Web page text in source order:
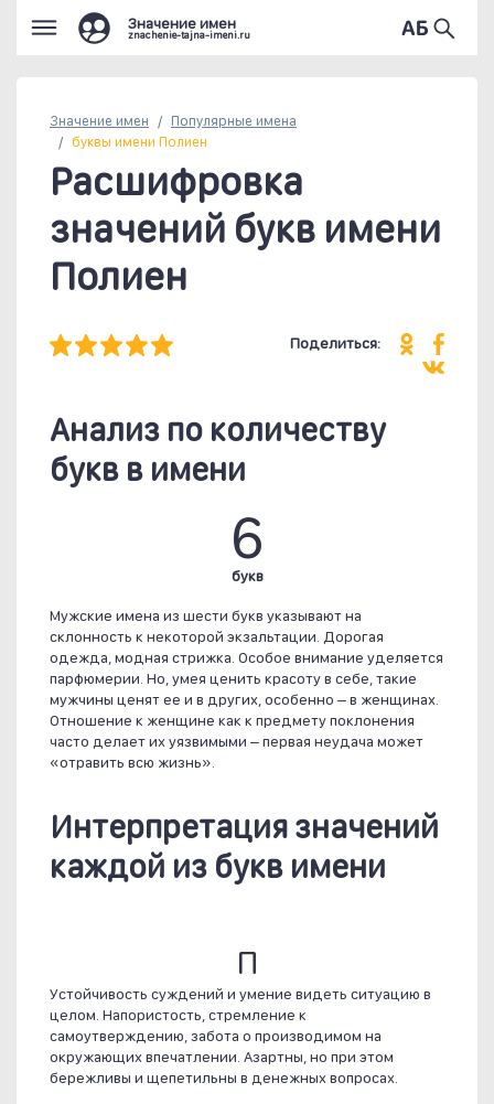
Значение имен
znachenie-tajna-imeni.ru
Значение имен Популярные имена
буквы имени Полиен
Расшифровка
значений букв имени
Полиен
Поделиться:
Анализ по количеству
букв в имени
6
букв
Мужские имена из шести букв указывают на
склонность к некоторой экзальтации. Дорогая
одежда, модная стрижка. Особое внимание уделяется
парфюмерии. Но, умея ценить красоту в себе, такие
мужчины ценят ее и в других, особенно – в женщинах.
Отношение к женщине как к предмету поклонения
часто делает их уязвимыми – первая неудача может
«отравить всю жизнь».
Интерпретация значений
каждой из букв имени
П
Устойчивость суждений и умение видеть ситуацию в
целом. Напористость, стремление к
самоутверждению, забота о производимом на
окружающих впечатлении. Азартны, но при этом
бережливы и щепетильны в денежных вопросах.